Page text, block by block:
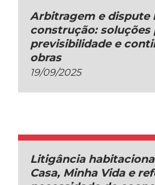
Arbitragem e dispute
construção: soluções
previsibilidade e
obras
19/09/2025
Litigância
Casa, Minha Vida e